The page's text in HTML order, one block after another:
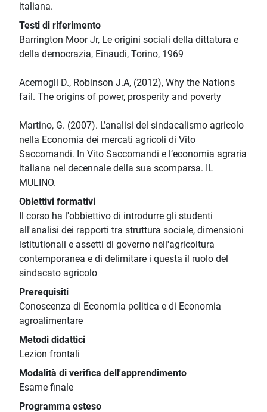
italiana.
Testi di riferimento
Barrington Moor Jr, Le origini sociali della dittatura e
della democrazia, Einaudi, Torino, 1969
Acemogli D., Robinson J.A, (2012), Why the Nations
fail. The origins of power, prosperity and poverty
Martino, G. (2007). L’analisi del sindacalismo agricolo
nella Economia dei mercati agricoli di Vito
Saccomandi. In Vito Saccomandi e l’economia agraria
italiana nel decennale della sua scomparsa. IL
MULINO.
Obiettivi formativi
Il corso ha l'obbiettivo di introdurre gli studenti
all'analisi dei rapporti tra struttura sociale, dimensioni
istitutionali e assetti di governo nell'agricoltura
contemporanea e di delimitare i questa il ruolo del
sindacato agricolo
Prerequisiti
Conoscenza di Economia politica e di Economia
agroalimentare
Metodi didattici
Lezion frontali
Modalità di verifica dell'apprendimento
Esame finale
Programma esteso